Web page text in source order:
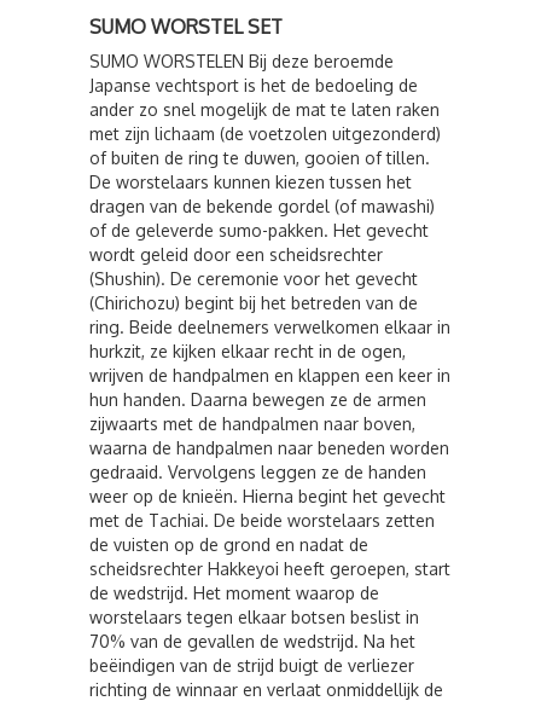
SUMO WORSTEL SET
SUMO WORSTELEN Bij deze beroemde
Japanse vechtsport is het de bedoeling de
ander zo snel mogelijk de mat te laten raken
met zijn lichaam (de voetzolen uitgezonderd)
of buiten de ring te duwen, gooien of tillen.
De worstelaars kunnen kiezen tussen het
dragen van de bekende gordel (of mawashi)
of de geleverde sumo-pakken. Het gevecht
wordt geleid door een scheidsrechter
(Shushin). De ceremonie voor het gevecht
(Chirichozu) begint bij het betreden van de
ring. Beide deelnemers verwelkomen elkaar in
hurkzit, ze kijken elkaar recht in de ogen,
wrijven de handpalmen en klappen een keer in
hun handen. Daarna bewegen ze de armen
zijwaarts met de handpalmen naar boven,
waarna de handpalmen naar beneden worden
gedraaid. Vervolgens leggen ze de handen
weer op de knieën. Hierna begint het gevecht
met de Tachiai. De beide worstelaars zetten
de vuisten op de grond en nadat de
scheidsrechter Hakkeyoi heeft geroepen, start
de wedstrijd. Het moment waarop de
worstelaars tegen elkaar botsen beslist in
70% van de gevallen de wedstrijd. Na het
beëindigen van de strijd buigt de verliezer
richting de winnaar en verlaat onmiddellijk de